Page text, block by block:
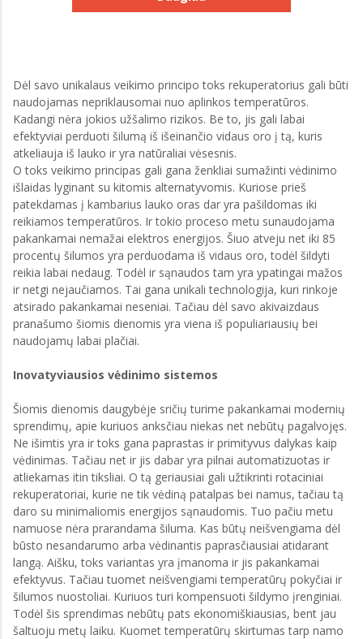
Dėl savo unikalaus veikimo principo toks rekuperatorius gali būti
naudojamas nepriklausomai nuo aplinkos temperatūros.
Kadangi nėra jokios užšalimo rizikos. Be to, jis gali labai
efektyviai perduoti šilumą iš išeinančio vidaus oro į tą, kuris
atkeliauja iš lauko ir yra natūraliai vėsesnis.
O toks veikimo principas gali gana ženkliai sumažinti vėdinimo
išlaidas lyginant su kitomis alternatyvomis. Kuriose prieš
patekdamas į kambarius lauko oras dar yra pašildomas iki
reikiamos temperatūros. Ir tokio proceso metu sunaudojama
pakankamai nemažai elektros energijos. Šiuo atveju net iki 85
procentų šilumos yra perduodama iš vidaus oro, todėl šildyti
reikia labai nedaug. Todėl ir sąnaudos tam yra ypatingai mažos
ir netgi nejaučiamos. Tai gana unikali technologija, kuri rinkoje
atsirado pakankamai neseniai. Tačiau dėl savo akivaizdaus
pranašumo šiomis dienomis yra viena iš populiariausių bei
naudojamų labai plačiai.
Inovatyviausios vėdinimo sistemos
Šiomis dienomis daugybėje sričių turime pakankamai modernių
sprendimų, apie kuriuos anksčiau niekas net nebūtų pagalvojęs.
Ne išimtis yra ir toks gana paprastas ir primityvus dalykas kaip
vėdinimas. Tačiau net ir jis dabar yra pilnai automatizuotas ir
atliekamas itin tiksliai. O tą geriausiai gali užtikrinti rotaciniai
rekuperatoriai, kurie ne tik vėdiną patalpas bei namus, tačiau tą
daro su minimaliomis energijos sąnaudomis. Tuo pačiu metu
namuose nėra prarandama šiluma. Kas būtų neišvengiama dėl
būsto nesandarumo arba vėdinantis paprasčiausiai atidarant
langą. Aišku, toks variantas yra įmanoma ir jis pakankamai
efektyvus. Tačiau tuomet neišvengiami temperatūrų pokyčiai ir
šilumos nuostoliai. Kuriuos turi kompensuoti šildymo įrenginiai.
Todėl šis sprendimas nebūtų pats ekonomiškiausias, bent jau
šaltuoju metų laiku. Kuomet temperatūrų skirtumas tarp namo